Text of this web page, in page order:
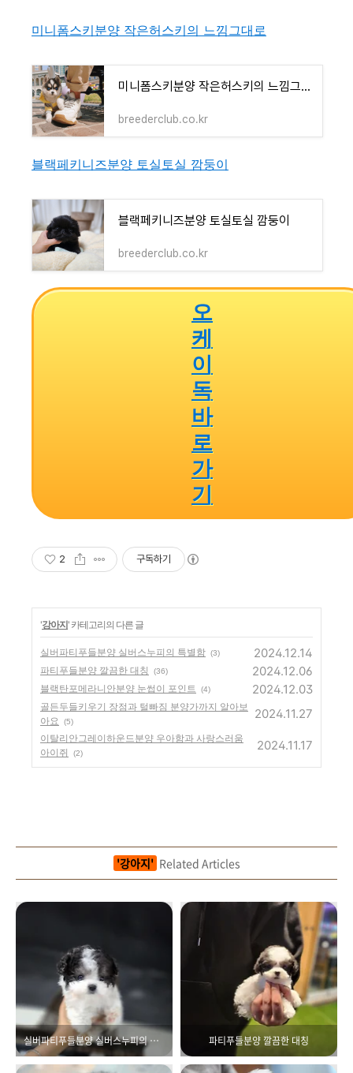
미니폼스키분양 작은허스키의 느낌그대로
미니폼스키분양 작은허스키의 느낌그대로
breederclub.co.kr
블랙페키니즈분양 토실토실 깜둥이
블랙페키니즈분양 토실토실 깜둥이
breederclub.co.kr
오
케
이
독
바
로
가
기
2 구독하기
'강아지' 카테고리의 다른 글
실버파티푸들분양 실버스누피의 특별함 (3) 2024.12.14
파티푸들분양 깔끔한 대칭 (36) 2024.12.06
블랙탄포메라니안분양 눈썹이 포인트 (4) 2024.12.03
골든두들키우기 장점과 털빠짐 분양가까지 알아보
아요
(5)
2024.11.27
이탈리안그레이하운드분양 우아함과 사랑스러움
아이쥐
(2)
2024.11.17
'강아지' Related Articles
실버파티푸들분양 실버스누피의 특별함 파티푸들분양 깔끔한 대칭